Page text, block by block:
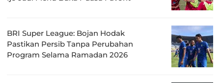
BRI Super League: Bojan Hodak
Pastikan Persib Tanpa Perubahan
Program Selama Ramadan 2026